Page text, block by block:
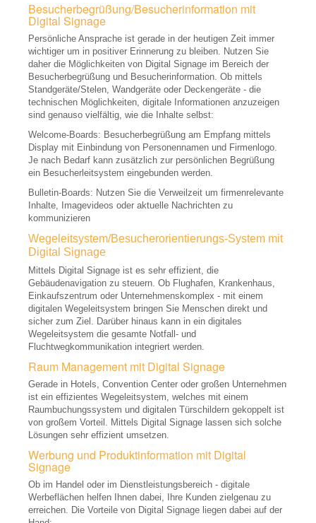
Staffelei
Eventdienstleistungen
VERKAUF
Beamer, Projektoren
LCD Beamer
DLP Beamer
LED, LED-Laser Beamer
Laserbeamer
Digital Link, HD-BaseT
Beamer Zubehör
Beamer Kaufberatung
Displays, Bildschirme
LCD, LED Displays
Plasma Displays
OLED Displays
Digital Link/HD-BaseT
Outdoor Displays
Besucherbegrüßung/Besucherinformation mit
Digital Signage
Persönliche Ansprache ist gerade in der heutigen Zeit immer
wichtiger um in positiver Erinnerung zu bleiben. Nutzen Sie
daher die Möglichkeiten von Digital Signage im Bereich der
Besucherbegrüßung und Besucherinformation. Ob mittels
Standgeräte/Stelen, Wandgeräte oder Deckengeräte - die
technischen Möglichkeiten, digitale Informationen anzuzeigen
sind genauso vielfältig, wie die Inhalte selbst:
Welcome-Boards: Besucherbegrüßung am Empfang mittels
Display mit Einbindung von Personennamen und Firmenlogo.
Je nach Bedarf kann zusätzlich zur persönlichen Begrüßung
ein Besucherleitsystem eingebunden werden.
Bulletin-Boards: Nutzen Sie die Verweilzeit um firmenrelevante
Inhalte, Imagevideos oder aktuelle Nachrichten zu
kommunizieren
Wegeleitsystem/Besucherorientierungs-System mit
Digital Signage
Mittels Digital Signage ist es sehr effizient, die
Gebäudenavigation zu steuern. Ob Flughafen, Krankenhaus,
Einkaufszentrum oder Unternehmenskomplex - mit einem
digitalen Wegeleitsystem bringen Sie Menschen direkt und
sicher zum Ziel. Darüber hinaus kann in ein digitales
Wegeleitsystem die gesamte Notfall- und
Fluchtwegkommunikation integriert werden.
Raum Management mit Digital Signage
Gerade in Hotels, Convention Center oder großen Unternehmen
ist ein effizientes Wegeleitsystem, welches mit einem
Raumbuchungssystem und digitalen Türschildern gekoppelt ist
von großem Vorteil. Mittels Digital Signage lassen sich solche
Lösungen sehr effizient umsetzen.
Werbung und Produktinformation mit Digital
Signage
Ob im Handel oder im Dienstleistungsbereich - digitale
Werbeflächen helfen Ihnen dabei, Ihre Kunden zielgenau zu
erreichen. Die Vorteile von Digital Signage liegen dabei auf der